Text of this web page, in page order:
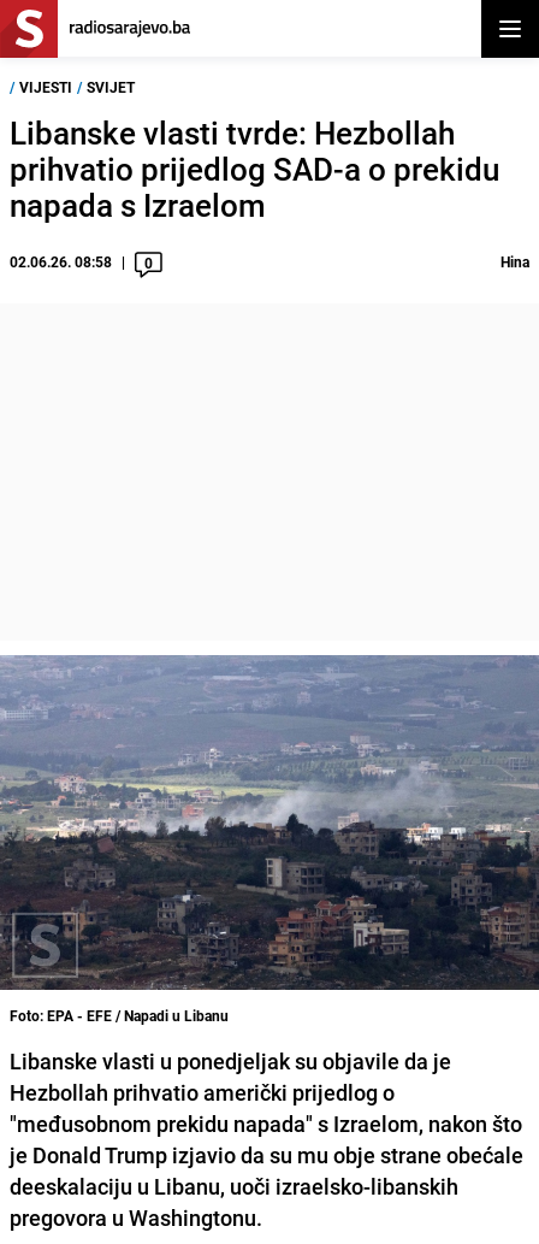
/ VIJESTI / SVIJET
Libanske vlasti tvrde: Hezbollah
prihvatio prijedlog SAD-a o prekidu
napada s Izraelom
02.06.26. 08:58 0 Hina
Foto: EPA - EFE / Napadi u Libanu
Libanske vlasti u ponedjeljak su objavile da je
Hezbollah prihvatio američki prijedlog o
"međusobnom prekidu napada" s Izraelom, nakon što
je Donald Trump izjavio da su mu obje strane obećale
deeskalaciju u Libanu, uoči izraelsko-libanskih
pregovora u Washingtonu.